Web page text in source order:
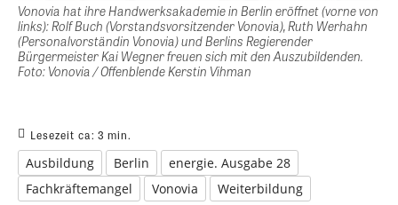
Vonovia hat ihre Handwerksakademie in Berlin eröffnet (vorne von
links): Rolf Buch (Vorstandsvorsitzender Vonovia), Ruth Werhahn
(Personalvorständin Vonovia) und Berlins Regierender
Bürgermeister Kai Wegner freuen sich mit den Auszubildenden.
Foto: Vonovia / Offenblende Kerstin Vihman
Lesezeit ca: 3 min.
Ausbildung Berlin
energie. Ausgabe 28
Fachkräftemangel
Vonovia Weiterbildung